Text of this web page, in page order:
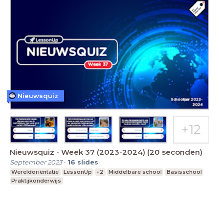
Nieuwsquiz - Week 37 (2023-2024) (20 seconden)
September 2023- 16 slides
Wereldoriëntatie LessonUp +2 Middelbare school
Basisschool
Praktijkonderwijs
Nieuwsquiz